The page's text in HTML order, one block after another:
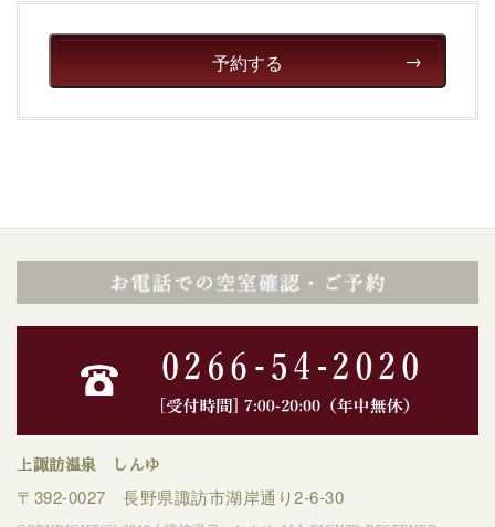
予約する
上諏訪温泉 しんゆ
〒392-0027 長野県諏訪市湖岸通り2-6-30